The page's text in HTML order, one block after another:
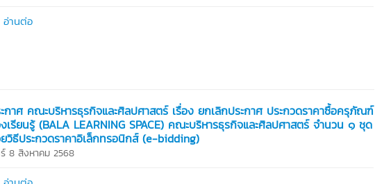
อ่านต่อ
กาศ คณะบริหารธุรกิจและศิลปศาสตร์ เรื่อง ยกเลิกประกาศ ประกวดราคาซื้อครุภัณฑ์
เรียนรู้ (BALA LEARNING SPACE) คณะบริหารธุรกิจและศิลปศาสตร์ จำนวน ๑ ชุด
วิธีประกวดราคาอิเล็กทรอนิกส์ (e-bidding)
8 สิงหาคม 2568